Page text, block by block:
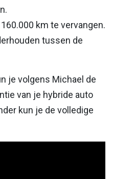
km te vervangen.
tussen de
je volgens Michael de
van je hybride auto
kun je de volledige